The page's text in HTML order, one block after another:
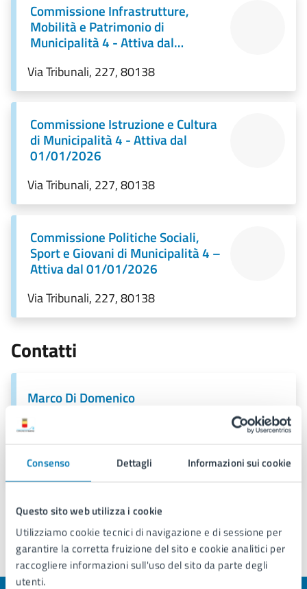
Consenso Dettagli Informazioni sui cookie
Questo sito web utilizza i cookie
Utilizziamo cookie tecnici di navigazione e di sessione per
garantire la corretta fruizione del sito e cookie analitici per
raccogliere informazioni sull'uso del sito da parte degli
utenti.
Commissione Infrastrutture,
Mobilità e Patrimonio di
Municipalità 4 - Attiva dal
Via Tribunali, 227, 80138
Commissione Istruzione e Cultura
di Municipalità 4 - Attiva dal
01/01/2026
Via Tribunali, 227, 80138
Commissione Politiche Sociali,
Sport e Giovani di Municipalità 4 –
Attiva dal 01/01/2026
Via Tribunali, 227, 80138
Contatti
Marco Di Domenico
PEC:
consigliere.municipalita4.didomenico@pec.comune.napo
Ultimo aggiornamento:17/03/2026, 14:38